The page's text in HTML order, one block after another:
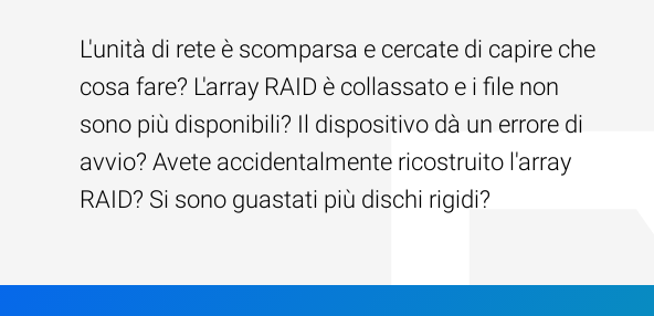
L'unità di rete è scomparsa e cercate di capire che
cosa fare? L'array RAID è collassato e i file non
sono più disponibili? Il dispositivo dà un errore di
avvio? Avete accidentalmente ricostruito l'array
RAID? Si sono guastati più dischi rigidi?